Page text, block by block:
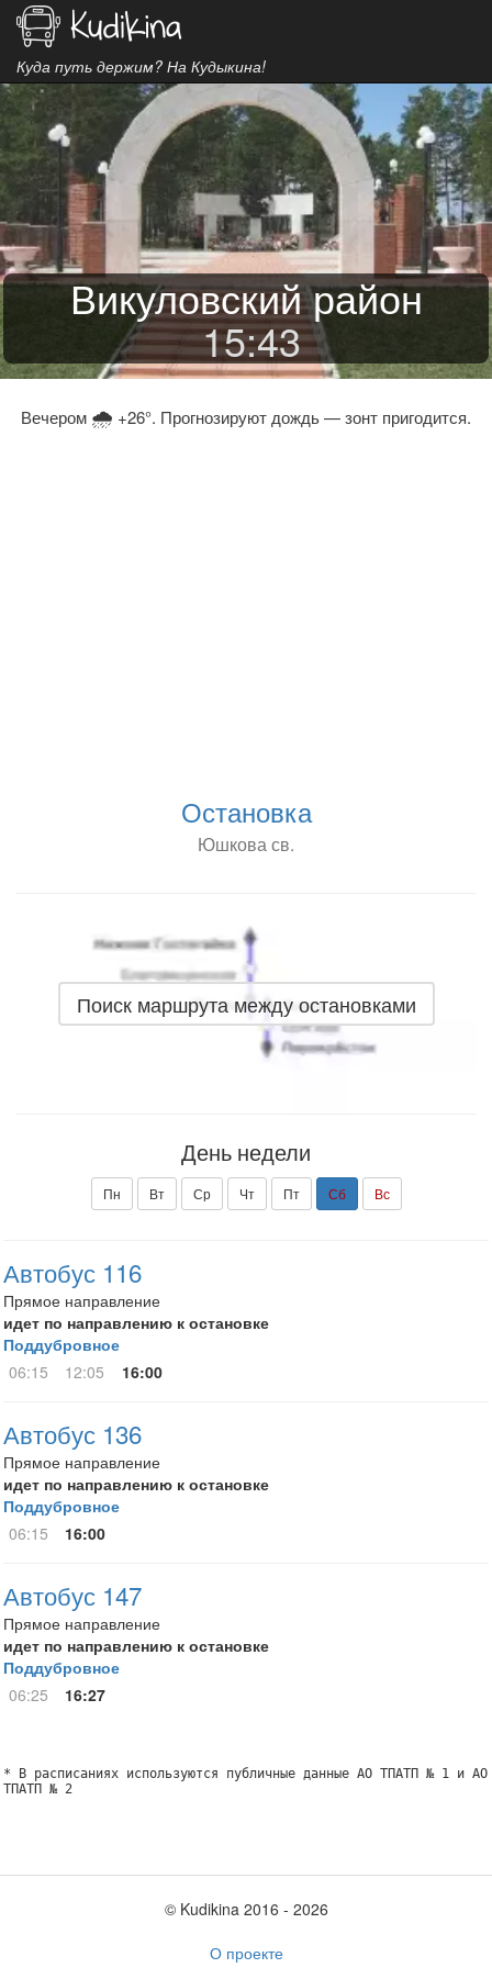
Куда путь держим? На Кудыкина!
Викуловский район
15:43
Вечером 🌧 +26°. Прогнозируют дождь — зонт пригодится.
Остановка
Юшкова св.
Поиск маршрута между остановками
День недели
Пн Вт Ср Чт Пт Сб Вс
Автобус 116
Прямое направление
идет по направлению к остановке
Поддубровное
06:15
12:05 16:00
Автобус 136
Прямое направление
идет по направлению к остановке
Поддубровное
06:15
16:00
Автобус 147
Прямое направление
идет по направлению к остановке
Поддубровное
06:25
16:27
* В расписаниях используются публичные данные АО ТПАТП № 1 и АО
ТПАТП № 2
© Kudikina 2016 ‐ 2026
О проекте